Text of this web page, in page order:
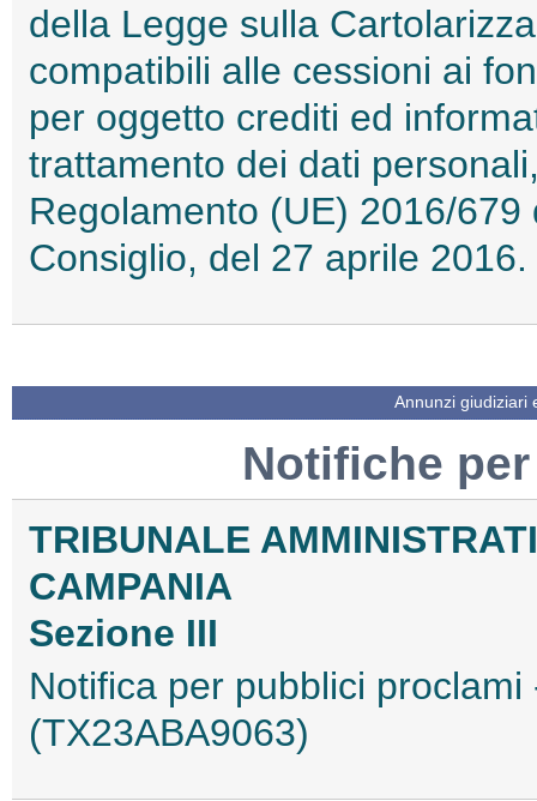
della Legge sulla
compatibili alle cessioni ai
per oggetto crediti ed
trattamento dei dati
Regolamento (UE) 2016/
Consiglio, del 27 aprile
Annunzi giudiziari
Notifiche
TRIBUNALE
CAMPANIA
Sezione III
Notifica per pubblici
(TX23ABA9063)